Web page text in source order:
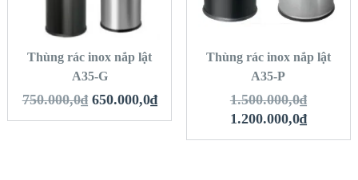
HÀNG
Thùng rác inox nắp lật
A35-G
750.000,0₫ 650.000,0₫
THÊM VÀO GIỎ
HÀNG
Thùng rác inox nắp lật
A35-P
1.500.000,0₫
1.200.000,0₫